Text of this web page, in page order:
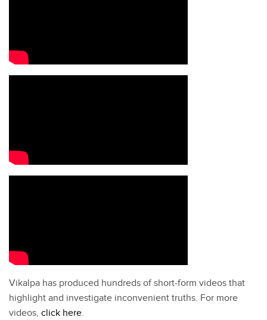
Vikalpa has produced hundreds of short-form videos that
highlight and investigate inconvenient truths. For more
videos, click here.